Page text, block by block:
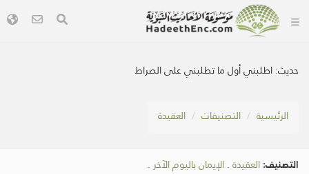
حديث:اطلبني أول ما تطلبني على الصراط
الرئيسية التصنيفات العقيدة
التصنيف: العقيدة . الإيمان باليوم الآخر .